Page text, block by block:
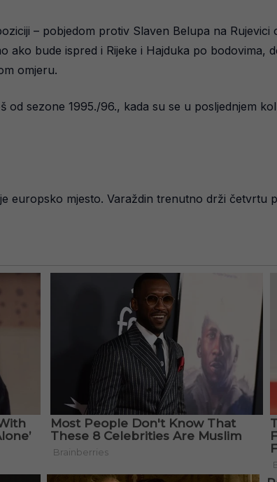
– pobjedom protiv Slaven Belupa na
ako bude ispred i Rijeke i Hajduka po
omjeru.
sezone 1995./96., kada su se u posljednjem
europsko mjesto. Varaždin trenutno drži četvrtu